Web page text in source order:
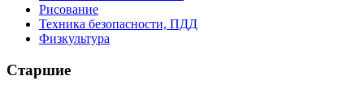
Рисование
Техника безопасности, ПДД
Физкультура
Старшие